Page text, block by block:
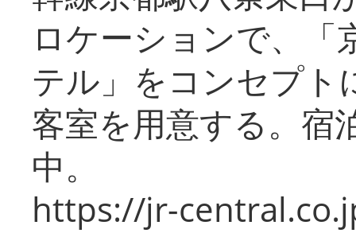
ロケーションで、「
テル」をコンセプト
客室を用意する。宿
中。
https://jr-